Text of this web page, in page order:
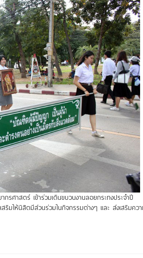
ศาสตร์ เข้าร่วมเดินขบวนงานลอยกระทงประจำปี
ริมให้นิสิตมีส่วนร่วมในกิจกรรมต่างๆ และ ส่งเสริมคว